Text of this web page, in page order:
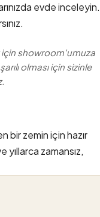
evde inceleyin.
için showroom'umuza
olması için sizinle
bir zemin için hazır
yıllarca zamansız,